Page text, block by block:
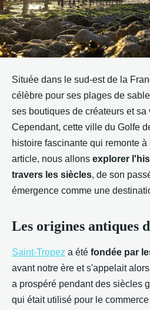
Située dans le sud-est de la
célèbre pour ses plages de
ses boutiques de créateurs et sa
Cependant, cette ville du Golfe
histoire fascinante qui remonte
article, nous allons explorer
travers les siècles, de son
émergence comme une
Les origines antiques
Saint-Tropez a été fondée par
avant notre ère et s'appelait
a prospéré pendant des siècles
qui était utilisé pour le